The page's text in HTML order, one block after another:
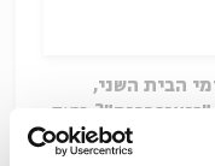
הבית השני,
כיצד
מתפתחת גיאוגרפיה